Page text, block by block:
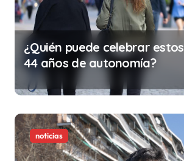
¿Quién puede celebrar estos
44 años de autonomía?
noticias